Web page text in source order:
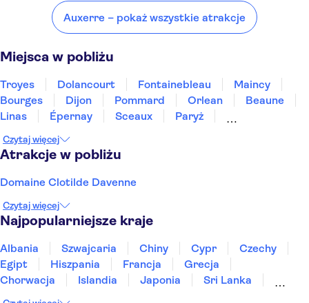
ciekawe miejsca, takie jak:
Dolancourt Fontainebleau Maincy Bourges
Auxerre – pokaż wszystkie atrakcje
Miejsca w pobliżu
Troyes Dolancourt Fontainebleau
Maincy
Bourges
Dijon Pommard Orlean
Beaune
Linas
Épernay Sceaux
Paryż
Czytaj więcej
Atrakcje w pobliżu
Domaine Clotilde Davenne
Czytaj więcej
Najpopularniejsze kraje
Albania Szwajcaria Chiny Cypr
Czechy
Egipt
Hiszpania Francja
Grecja
Chorwacja
Islandia Japonia
Sri Lanka